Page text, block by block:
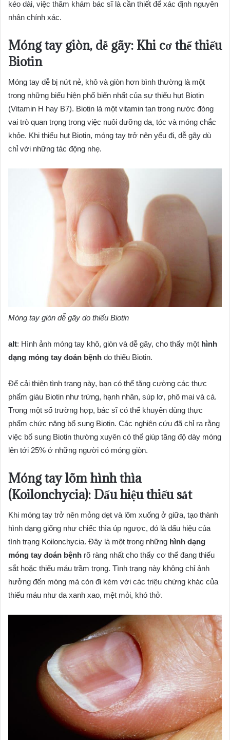
kéo dài, việc thăm khám bác sĩ là cần thiết để xác định nguyên
nhân chính xác.
Móng tay giòn, dễ gãy: Khi cơ thể thiếu
Biotin
Móng tay dễ bị nứt nẻ, khô và giòn hơn bình thường là một
trong những biểu hiện phổ biến nhất của sự thiếu hụt Biotin
(Vitamin H hay B7). Biotin là một vitamin tan trong nước đóng
vai trò quan trọng trong việc nuôi dưỡng da, tóc và móng chắc
khỏe. Khi thiếu hụt Biotin, móng tay trở nên yếu đi, dễ gãy dù
chỉ với những tác động nhẹ.
Móng tay giòn dễ gãy do thiếu Biotin
alt: Hình ảnh móng tay khô, giòn và dễ gãy, cho thấy một hình
dạng móng tay đoán bệnh do thiếu Biotin.
Để cải thiện tình trạng này, bạn có thể tăng cường các thực
phẩm giàu Biotin như trứng, hạnh nhân, súp lơ, phô mai và cá.
Trong một số trường hợp, bác sĩ có thể khuyên dùng thực
phẩm chức năng bổ sung Biotin. Các nghiên cứu đã chỉ ra rằng
việc bổ sung Biotin thường xuyên có thể giúp tăng độ dày móng
lên tới 25% ở những người có móng giòn.
Móng tay lõm hình thìa
(Koilonchycia): Dấu hiệu thiếu sắt
Khi móng tay trở nên mỏng dẹt và lõm xuống ở giữa, tạo thành
hình dạng giống như chiếc thìa úp ngược, đó là dấu hiệu của
tình trạng Koilonchycia. Đây là một trong những hình dạng
móng tay đoán bệnh rõ ràng nhất cho thấy cơ thể đang thiếu
sắt hoặc thiếu máu trầm trọng. Tình trạng này không chỉ ảnh
hưởng đến móng mà còn đi kèm với các triệu chứng khác của
thiếu máu như da xanh xao, mệt mỏi, khó thở.